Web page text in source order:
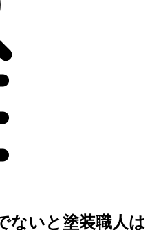
ないと塗装職人は